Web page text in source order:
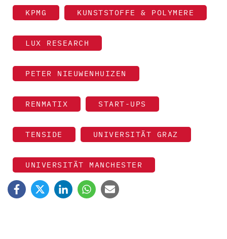
KPMG KUNSTSTOFFE & POLYMERE
LUX RESEARCH
PETER NIEUWENHUIZEN
RENMATIX START-UPS
TENSIDE UNIVERSITÄT GRAZ
UNIVERSITÄT MANCHESTER